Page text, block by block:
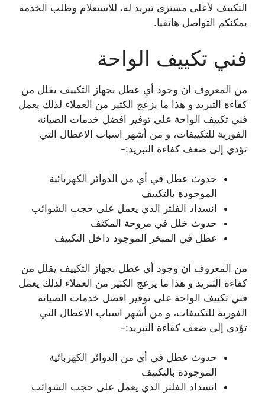
التكييف لأعلى مستزى تبريد له، للاستعلام وطلب الخدمة
يمكنكم التواصل هاتفيا.
فني تكييف الواحة
من المعروف ان وجود أي عطل بجهاز التكييف يقلل من
كفاءة التبريد و هذا ما يزعج الكثير من العملاء لذلك يعمل
فني تكييف الواحة على توفير افضل خدمات الصيانة
الفورية للتكييفات، و من أشهر اسباب الاعطال التي
تؤدي إلى ضعف كفاءة التبريد:-
حدوث عطل في أي من الدوائر الكهربائية
الموجودة بالتكييف
انسداد الفلتر الذي يعمل على حجب الشوائب
حدوث خلل في مروحة المكثف
عطل في المبخر الموجود داخل التكييف
من المعروف ان وجود أي عطل بجهاز التكييف يقلل من
كفاءة التبريد و هذا ما يزعج الكثير من العملاء لذلك يعمل
فني تكييف الواحة على توفير افضل خدمات الصيانة
الفورية للتكييفات، و من أشهر اسباب الاعطال التي
تؤدي إلى ضعف كفاءة التبريد:-
حدوث عطل في أي من الدوائر الكهربائية
الموجودة بالتكييف
انسداد الفلتر الذي يعمل على حجب الشوائب